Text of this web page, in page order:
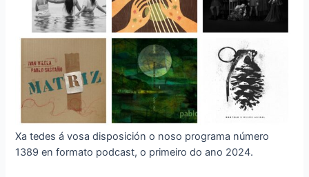
Xa tedes á vosa disposición o noso programa número
1389 en formato podcast, o primeiro do ano 2024.